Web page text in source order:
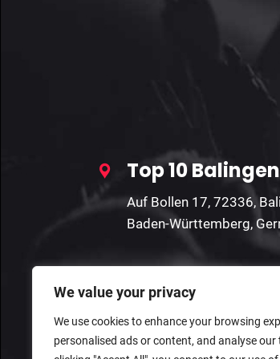
We value your privacy
We use cookies to enhance your browsing
personalised ads or content, and analyse our
Top 10 Balingen
Auf Bollen 17, 72336,
Baden-Württemberg,